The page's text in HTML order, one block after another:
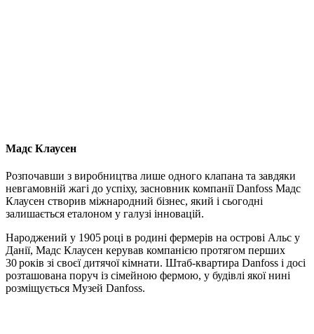
Мадс Клаусен
Розпочавши з виробництва лише одного клапана та завдяки
невгамовній жагі до успіху, засновник компанії Danfoss Мадс
Клаусен створив міжнародний бізнес, який і сьогодні
залишається еталоном у галузі інновацій.
Народжений у 1905 році в родині фермерів на острові Альс у
Данії, Мадс Клаусен керував компанією протягом перших
30 років зі своєї дитячої кімнати. Штаб‑квартира Danfoss і досі
розташована поруч із сімейною фермою, у будівлі якої нині
розміщується Музей Danfoss.